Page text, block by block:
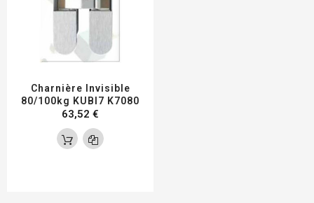
Charnière Invisible
80/100kg KUBI7 K7080
63,52 €